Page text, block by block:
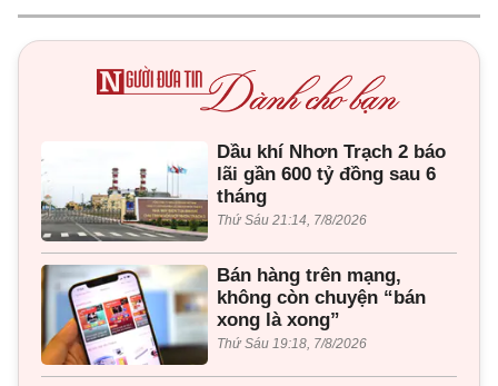
Dầu khí Nhơn Trạch 2 báo
lãi gần 600 tỷ đồng sau 6
tháng
Thứ Sáu 21:14, 7/8/2026
Bán hàng trên mạng,
không còn chuyện “bán
xong là xong”
Thứ Sáu 19:18, 7/8/2026